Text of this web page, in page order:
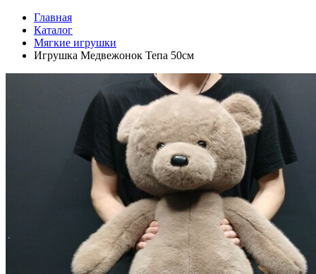
Главная
Каталог
Мягкие игрушки
Игрушка Медвежонок Тепа 50см